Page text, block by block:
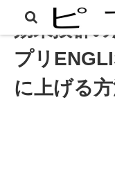
効果抜群
プリ
に上げる